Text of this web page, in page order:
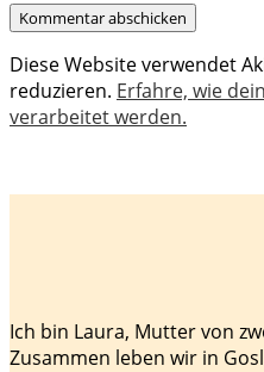
Diese Website verwendet
reduzieren. Erfahre, wie
verarbeitet werden.
Ich bin Laura, Mutter von
Zusammen leben wir in